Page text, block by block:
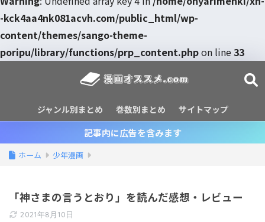
-kck4aa4nk081acvh.com/public_html/wp-
content/themes/sango-theme-
poripu/library/functions/prp_content.phpon line33
ジャンル別まとめ 巻数別まとめ サイトマップ
記事内に広告を含みます
ホーム 少年漫画
「神さまの言うとおり」を読んだ感想・レビュー
2021年8月10日